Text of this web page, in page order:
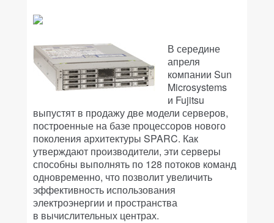
В середине
апреля
компании Sun
Microsystems
и Fujitsu
выпустят в продажу две модели серверов,
построенные на базе процессоров нового
поколения архитектуры SPARC. Как
утверждают производители, эти серверы
способны выполнять по 128 потоков команд
одновременно, что позволит увеличить
эффективность использования
электроэнергии и пространства
в вычислительных центрах.